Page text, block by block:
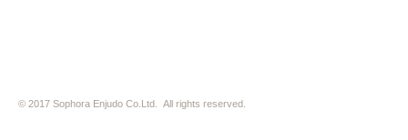
© 2017 Sophora Enjudo Co.Ltd. All rights reserved.